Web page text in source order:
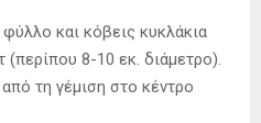
και κόβεις κυκλάκια
(περίπου 8-10 εκ. διάμετρο).
τη γέμιση στο κέντρο